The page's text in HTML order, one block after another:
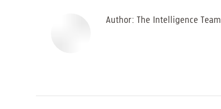
Author: The Intelligence Team